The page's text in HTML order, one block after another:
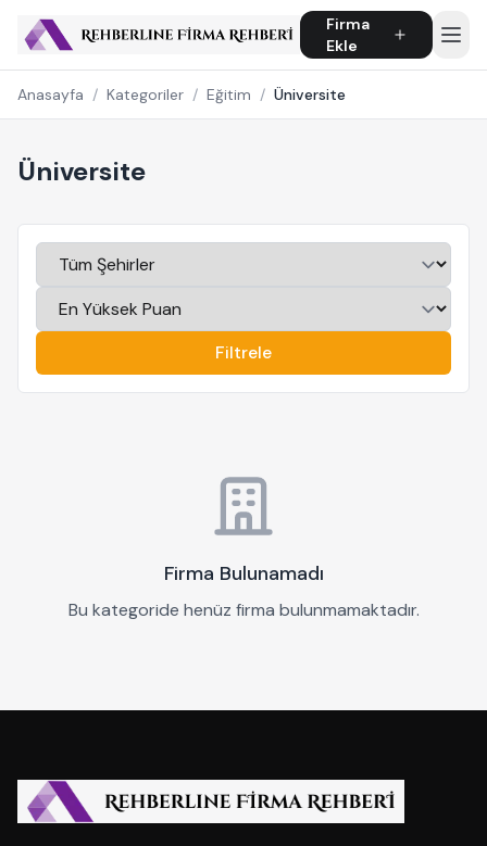
Firma
Ekle
Anasayfa / Kategoriler / Eğitim / Üniversite
Üniversite
Filtrele
Firma Bulunamadı
Bu kategoride henüz firma bulunmamaktadır.